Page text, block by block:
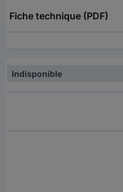
Fiche technique (PDF)
Indisponible